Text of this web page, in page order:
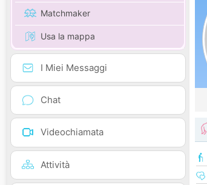
Matchmaker
Usa la mappa
I Miei Messaggi
Chat
Videochiamata
Attività